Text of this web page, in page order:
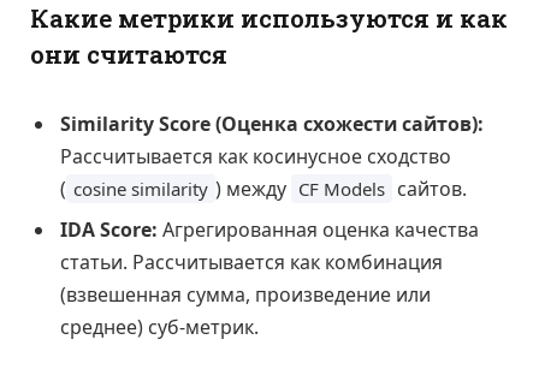
Какие метрики используются и как
они считаются
Similarity Score (Оценка схожести сайтов):
Рассчитывается как косинусное сходство
( cosine similarity ) между CF Models сайтов.
IDA Score: Агрегированная оценка качества
статьи. Рассчитывается как комбинация
(взвешенная сумма, произведение или
среднее) суб-метрик.